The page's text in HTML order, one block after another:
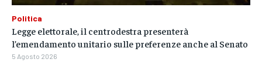
Politica
Legge elettorale, il centrodestra presenterà
l’emendamento unitario sulle preferenze anche al Senato
5 Agosto 2026